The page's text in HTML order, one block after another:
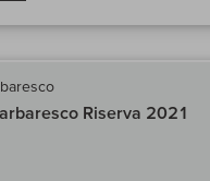
Riserva 2021